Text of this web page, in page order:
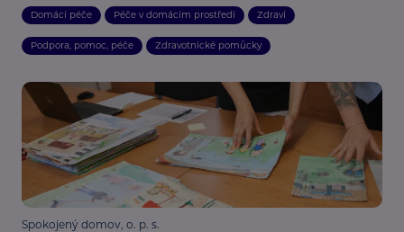
Domácí péče Péče v domácím prostředí Zdraví
Podpora, pomoc, péče Zdravotnické pomůcky
Spokojený domov, o. p. s.